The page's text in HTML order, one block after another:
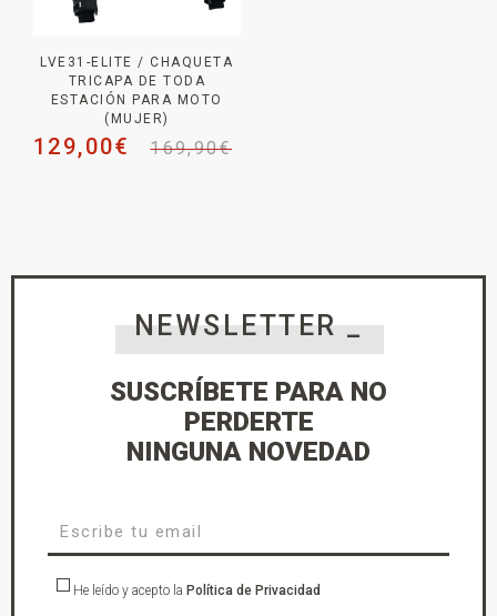
LVE31-ELITE / CHAQUETA
TRICAPA DE TODA
ESTACIÓN PARA MOTO
(MUJER)
169,90€
129,00€
NEWSLETTER _
SUSCRÍBETE PARA NO
PERDERTE
NINGUNA NOVEDAD
He leído y acepto la Política de Privacidad